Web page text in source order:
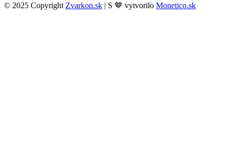
© 2025 Copyright Zvarkon.sk | S 🤎 vytvorilo Monetico.sk